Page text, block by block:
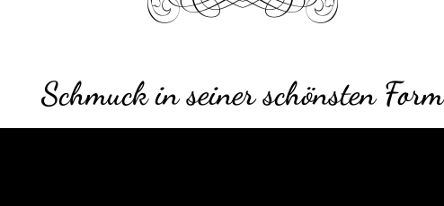
Schmuck in seiner schönsten Form